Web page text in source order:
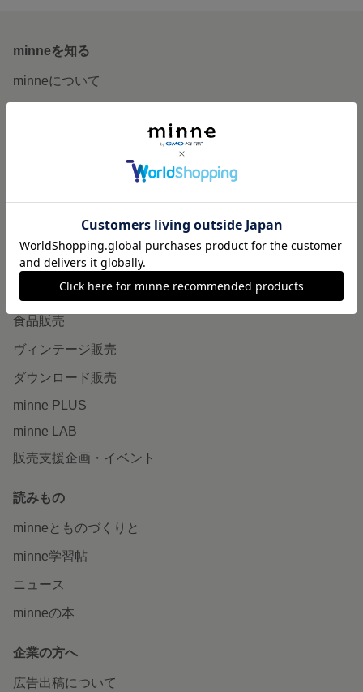
minneを知る
minneについて
作品販売について
minneで売りたい
食品販売
ヴィンテージ販売
ダウンロード販売
minne PLUS
minne LAB
販売支援企画・イベント
読みもの
minneとものづくりと
minne学習帖
ニュース
minneの本
企業の方へ
広告出稿について